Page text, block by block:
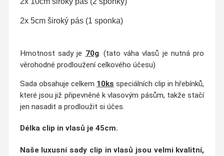
2x 5cm široký pás (1 sponka)
Hmotnost sady je 70g. (tato váha vlasů je nutná pro
věrohodné prodloužení celkového účesu)
Sada obsahuje celkem 10ks speciálních clip in hřebínků,
které jsou již připevněné k vlasovým pásům, takže stačí
jen nasadit a prodloužit si účes.
Délka clip in vlasů je 45cm.
Naše luxusní sady clip in vlasů jsou velmi kvalitní,